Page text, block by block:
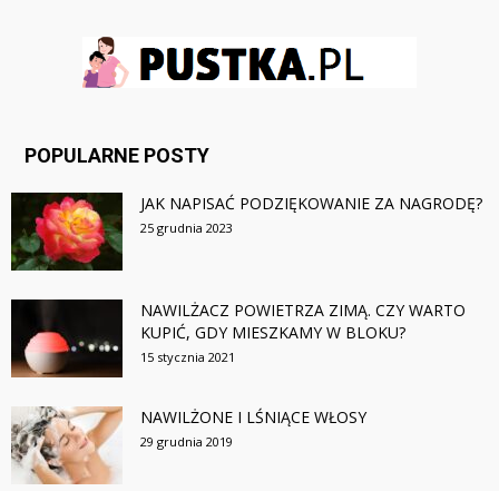
POPULARNE POSTY
JAK NAPISAĆ PODZIĘKOWANIE ZA NAGRODĘ?
25 grudnia 2023
NAWILŻACZ POWIETRZA ZIMĄ. CZY WARTO
KUPIĆ, GDY MIESZKAMY W BLOKU?
15 stycznia 2021
NAWILŻONE I LŚNIĄCE WŁOSY
29 grudnia 2019